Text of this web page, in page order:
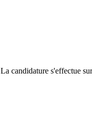
La candidature s'effectue